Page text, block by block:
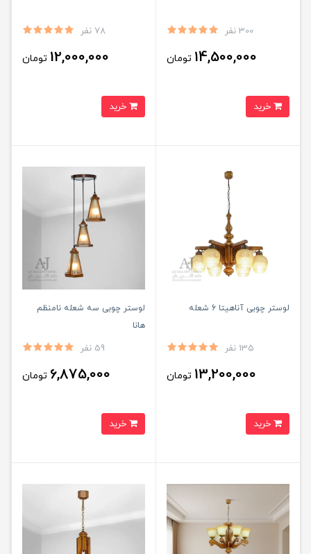
300 نفر
14,500,000 تومان
78 نفر
12,000,000 تومان
لوستر چوبی آناهیتا 6 شعله
135 نفر
13,200,000 تومان
لوستر چوبی سه شعله نامنظم
هانا
59 نفر
6,875,000 تومان